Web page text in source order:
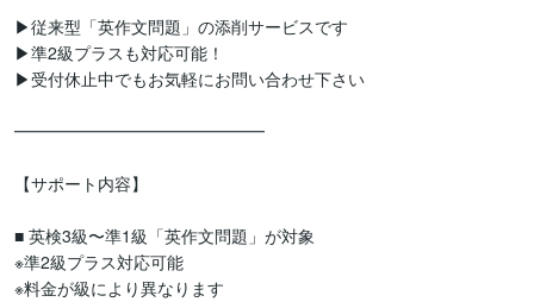
▶︎従来型「英作文問題」の添削サービスです
▶︎準2級プラスも対応可能！
▶︎受付休止中でもお気軽にお問い合わせ下さい
━━━━━━━━━━━━━━━
【サポート内容】
■ 英検3級〜準1級「英作文問題」が対象
※準2級プラス対応可能
※料金が級により異なります